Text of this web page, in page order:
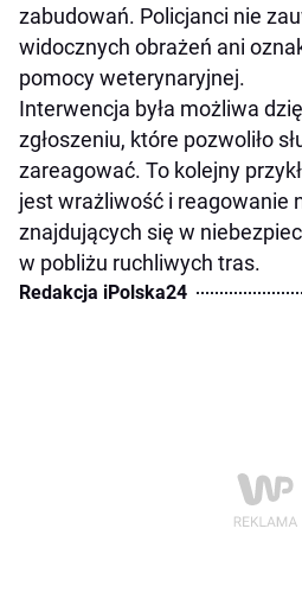
zabudowań. Policjanci nie
widocznych obrażeń ani
pomocy weterynaryjnej.
Interwencja była możliwa
zgłoszeniu, które pozwoliło
zareagować. To kolejny
jest wrażliwość i reagowanie
znajdujących się w
w pobliżu ruchliwych tras.
Redakcja iPolska24